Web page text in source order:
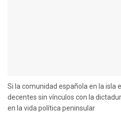
Si la comunidad española en la isla
decentes sin vínculos con la
en la vida política peninsular